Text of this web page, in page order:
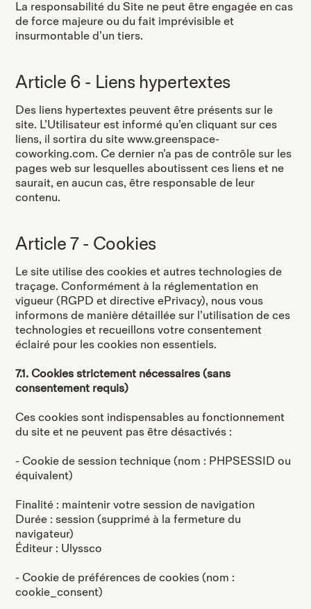
La responsabilité du Site ne peut être engagée en cas
de force majeure ou du fait imprévisible et
insurmontable d’un tiers.
Article 6 - Liens hypertextes
Des liens hypertextes peuvent être présents sur le
site. L’Utilisateur est informé qu’en cliquant sur ces
liens, il sortira du site www.greenspace-
coworking.com. Ce dernier n’a pas de contrôle sur les
pages web sur lesquelles aboutissent ces liens et ne
saurait, en aucun cas, être responsable de leur
contenu.
Article 7 - Cookies
Le site utilise des cookies et autres technologies de
traçage. Conformément à la réglementation en
vigueur (RGPD et directive ePrivacy), nous vous
informons de manière détaillée sur l’utilisation de ces
technologies et recueillons votre consentement
éclairé pour les cookies non essentiels.
7.1. Cookies strictement nécessaires (sans
consentement requis)
Ces cookies sont indispensables au fonctionnement
du site et ne peuvent pas être désactivés :
- Cookie de session technique (nom : PHPSESSID ou
équivalent)
Finalité : maintenir votre session de navigation
Durée : session (supprimé à la fermeture du
navigateur)
Éditeur : Ulyssco
- Cookie de préférences de cookies (nom :
cookie_consent)